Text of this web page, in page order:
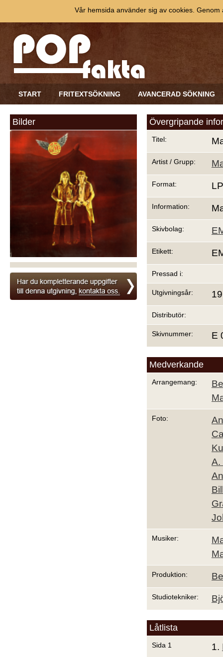
START FRITEXTSÖKNING AVANCERAD SÖKNING
Bilder Övergripande
Titel:
Artist / Grupp:
Format: LP
Information:
Skivbolag:
Etikett:
Pressad i:
Utgivningsår:
Distributör:
Skivnummer: E
Medverkande
Arrangemang:
Foto:
A.
Musiker:
Produktion:
Studiotekniker:
Låtlista
Sida 1 1.
Vår hemsida använder sig av cookies.